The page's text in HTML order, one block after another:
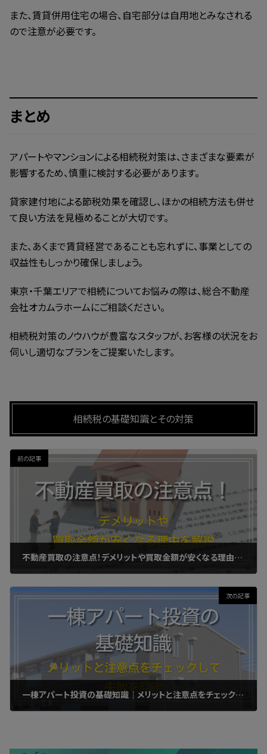
また、賃貸併用住宅の場合、自宅部分は自用地とみなされる
ので注意が必要です。
まとめ
アパートやマンションによる相続税対策は、さまざまな要素が
影響するため、慎重に検討する必要があります。
貸家建付地による節税効果を確認し、ほかの相続方法も併せ
て良い方法を見極めることが大切です。
また、あくまで賃貸経営であることも忘れずに、事業としての
収益性もしっかり確保しましょう。
東京・千葉エリアで相続についてお悩みの際は、総合不動産
会社オカムラホームにご相談ください。
相続税対策のノウハウが豊富なスタッフが、お客様の状況をお
伺いし適切なプランをご提案いたします。
相続税の基礎知識とその対策
前の記事
不動産買取の注意点！デメリットや買取金額が安くなる理由を解説
次の記事
一棟アパート投資の基礎知識｜メリットと注意点をチェックして失敗を回避